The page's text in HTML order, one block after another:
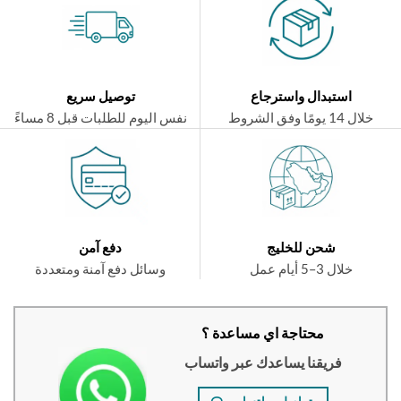
استبدال واسترجاع
توصيل سريع
نفس اليوم للطلبات قبل 8 مساءً
شحن للخليج
دفع آمن
وسائل دفع آمنة ومتعددة
محتاجة اي مساعدة ؟
فريقنا يساعدك عبر واتساب